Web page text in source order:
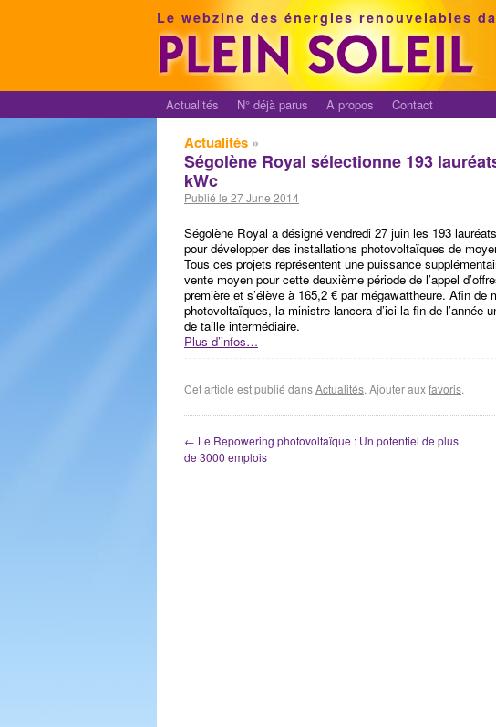
Le webzine des énergies renouvelables
Actualités N° déjà parus A propos Contact
Actualités »
Ségolène Royal sélectionne 193
kWc
Publié le 27 June 2014
Ségolène Royal a désigné vendredi 27 juin les 193
pour développer des installations photovoltaïques de
Tous ces projets représentent une puissance
vente moyen pour cette deuxième période de l’appel
première et s’élève à 165,2 € par mégawattheure. Afin
photovoltaïques, la ministre lancera d’ici la fin de l’année
de taille intermédiaire.
Plus d’infos…
Cet article est publié dansActualités. Ajouter auxfavoris.
← Le Repowering photovoltaïque : Un potentiel de plus
de 3000 emplois